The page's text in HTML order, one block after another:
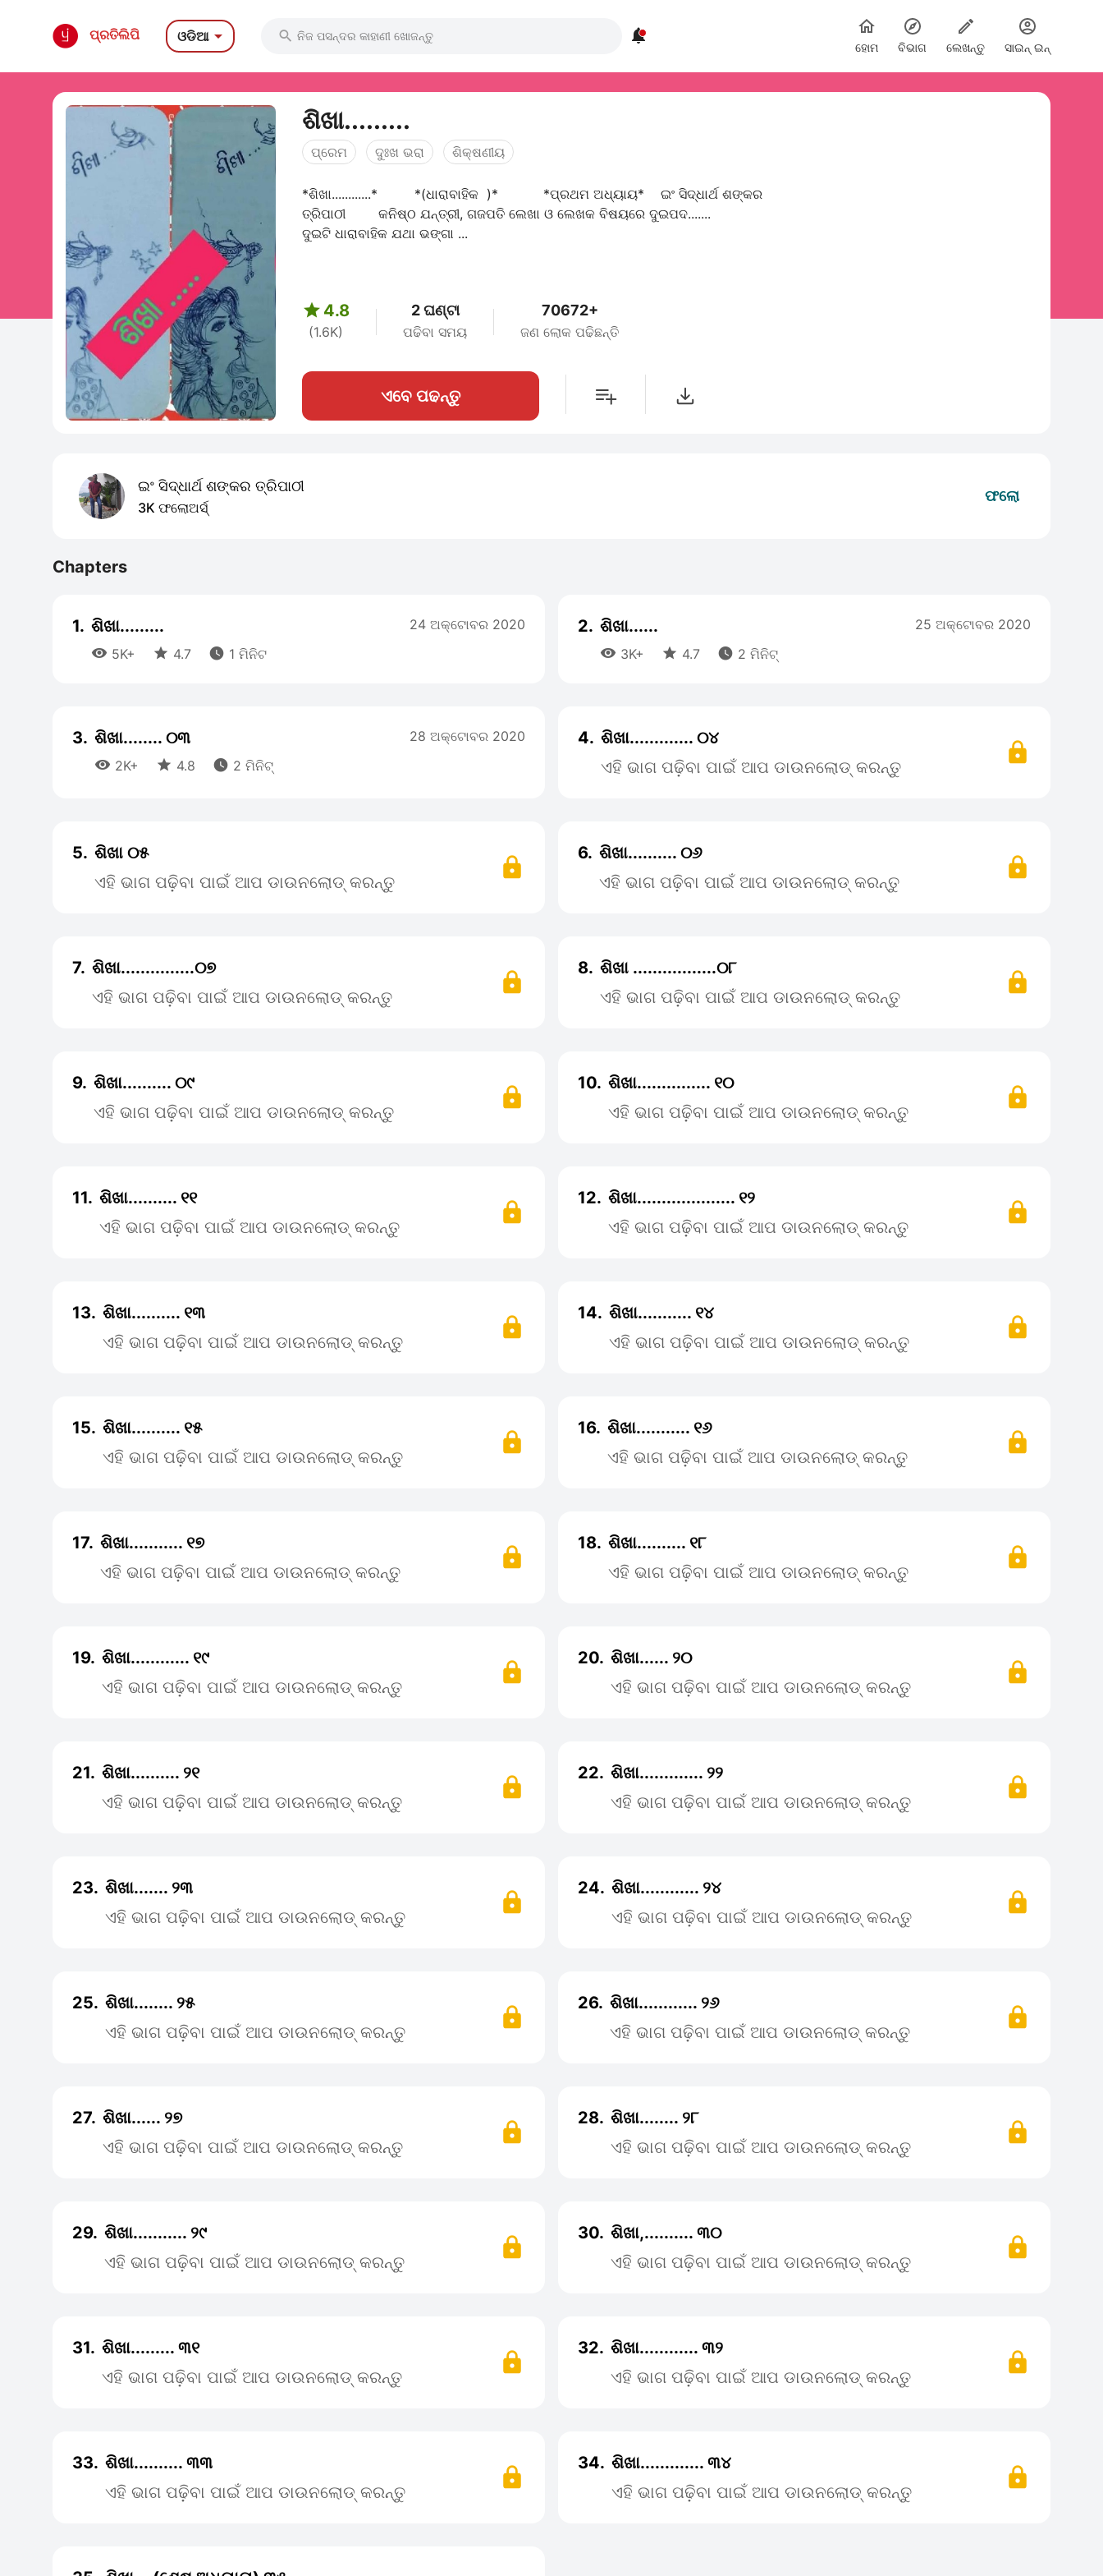
ପ୍ରତିଲିପି ଓଡିଆ  
ହୋମ ବିଭାଗ ଲେଖନ୍ତୁ ସାଇନ୍ ଇନ୍
ଶିଖା.........
ପ୍ରେମ ଦୁଃଖ ଭରା ଶିକ୍ଷଣୀୟ
*ଶିଖା............* *(ଧାରାବାହିକ )* *ପ୍ରଥମ ଅଧ୍ୟାୟ* ଇଂ ସିଦ୍ଧାର୍ଥ ଶଙ୍କର
ତ୍ରିପାଠୀ କନିଷ୍ଠ ଯନ୍ତ୍ରୀ, ଗଜପତି ଲେଖା ଓ ଲେଖକ ବିଷୟରେ ଦୁଇପଦ.......
ଦୁଇଟି ଧାରାବାହିକ ଯଥା ଭଙ୍ଗା ...
 4.8
(1.6K)
2 ଘଣ୍ଟା
ପଢିବା ସମୟ
70672+
ଜଣ ଲୋକ ପଢିଛନ୍ତି
ଏବେ ପଢନ୍ତୁ
ଇଂ ସିଦ୍ଧାର୍ଥ ଶଙ୍କର ତ୍ରିପାଠୀ
3K ଫଲୋଅର୍ସ୍
ଫଲୋ
Chapters
1. ଶିଖା.........
 5K+  4.7  1 ମିନିଟ
24 ଅକ୍ଟୋବର 2020 2. ଶିଖା......
 3K+  4.7  2 ମିନିଟ୍
25 ଅକ୍ଟୋବର 2020
3. ଶିଖା........ ୦୩
 2K+  4.8  2 ମିନିଟ୍
28 ଅକ୍ଟୋବର 2020 4. ଶିଖା............. ୦୪
ଏହି ଭାଗ ପଢ଼ିବା ପାଇଁ ଆପ ଡାଉନଲୋଡ୍ କରନ୍ତୁ
5. ଶିଖା ୦୫
ଏହି ଭାଗ ପଢ଼ିବା ପାଇଁ ଆପ ଡାଉନଲୋଡ୍ କରନ୍ତୁ
6. ଶିଖା.......... ୦୬
ଏହି ଭାଗ ପଢ଼ିବା ପାଇଁ ଆପ ଡାଉନଲୋଡ୍ କରନ୍ତୁ
7. ଶିଖା...............୦୭
ଏହି ଭାଗ ପଢ଼ିବା ପାଇଁ ଆପ ଡାଉନଲୋଡ୍ କରନ୍ତୁ
8. ଶିଖା .................୦୮
ଏହି ଭାଗ ପଢ଼ିବା ପାଇଁ ଆପ ଡାଉନଲୋଡ୍ କରନ୍ତୁ
9. ଶିଖା.......... ୦୯
ଏହି ଭାଗ ପଢ଼ିବା ପାଇଁ ଆପ ଡାଉନଲୋଡ୍ କରନ୍ତୁ
10. ଶିଖା............... ୧୦
ଏହି ଭାଗ ପଢ଼ିବା ପାଇଁ ଆପ ଡାଉନଲୋଡ୍ କରନ୍ତୁ
11. ଶିଖା.......... ୧୧
ଏହି ଭାଗ ପଢ଼ିବା ପାଇଁ ଆପ ଡାଉନଲୋଡ୍ କରନ୍ତୁ
12. ଶିଖା.................... ୧୨
ଏହି ଭାଗ ପଢ଼ିବା ପାଇଁ ଆପ ଡାଉନଲୋଡ୍ କରନ୍ତୁ
13. ଶିଖା.......... ୧୩
ଏହି ଭାଗ ପଢ଼ିବା ପାଇଁ ଆପ ଡାଉନଲୋଡ୍ କରନ୍ତୁ
14. ଶିଖା........... ୧୪
ଏହି ଭାଗ ପଢ଼ିବା ପାଇଁ ଆପ ଡାଉନଲୋଡ୍ କରନ୍ତୁ
15. ଶିଖା.......... ୧୫
ଏହି ଭାଗ ପଢ଼ିବା ପାଇଁ ଆପ ଡାଉନଲୋଡ୍ କରନ୍ତୁ
16. ଶିଖା........... ୧୬
ଏହି ଭାଗ ପଢ଼ିବା ପାଇଁ ଆପ ଡାଉନଲୋଡ୍ କରନ୍ତୁ
17. ଶିଖା........... ୧୭
ଏହି ଭାଗ ପଢ଼ିବା ପାଇଁ ଆପ ଡାଉନଲୋଡ୍ କରନ୍ତୁ
18. ଶିଖା.......... ୧୮
ଏହି ଭାଗ ପଢ଼ିବା ପାଇଁ ଆପ ଡାଉନଲୋଡ୍ କରନ୍ତୁ
19. ଶିଖା............ ୧୯
ଏହି ଭାଗ ପଢ଼ିବା ପାଇଁ ଆପ ଡାଉନଲୋଡ୍ କରନ୍ତୁ
20. ଶିଖା...... ୨୦
ଏହି ଭାଗ ପଢ଼ିବା ପାଇଁ ଆପ ଡାଉନଲୋଡ୍ କରନ୍ତୁ
21. ଶିଖା.......... ୨୧
ଏହି ଭାଗ ପଢ଼ିବା ପାଇଁ ଆପ ଡାଉନଲୋଡ୍ କରନ୍ତୁ
22. ଶିଖା............. ୨୨
ଏହି ଭାଗ ପଢ଼ିବା ପାଇଁ ଆପ ଡାଉନଲୋଡ୍ କରନ୍ତୁ
23. ଶିଖା....... ୨୩
ଏହି ଭାଗ ପଢ଼ିବା ପାଇଁ ଆପ ଡାଉନଲୋଡ୍ କରନ୍ତୁ
24. ଶିଖା............ ୨୪
ଏହି ଭାଗ ପଢ଼ିବା ପାଇଁ ଆପ ଡାଉନଲୋଡ୍ କରନ୍ତୁ
25. ଶିଖା........ ୨୫
ଏହି ଭାଗ ପଢ଼ିବା ପାଇଁ ଆପ ଡାଉନଲୋଡ୍ କରନ୍ତୁ
26. ଶିଖା............ ୨୬
ଏହି ଭାଗ ପଢ଼ିବା ପାଇଁ ଆପ ଡାଉନଲୋଡ୍ କରନ୍ତୁ
27. ଶିଖା...... ୨୭
ଏହି ଭାଗ ପଢ଼ିବା ପାଇଁ ଆପ ଡାଉନଲୋଡ୍ କରନ୍ତୁ
28. ଶିଖା........ ୨୮
ଏହି ଭାଗ ପଢ଼ିବା ପାଇଁ ଆପ ଡାଉନଲୋଡ୍ କରନ୍ତୁ
29. ଶିଖା........... ୨୯
ଏହି ଭାଗ ପଢ଼ିବା ପାଇଁ ଆପ ଡାଉନଲୋଡ୍ କରନ୍ତୁ
30. ଶିଖା,.......... ୩୦
ଏହି ଭାଗ ପଢ଼ିବା ପାଇଁ ଆପ ଡାଉନଲୋଡ୍ କରନ୍ତୁ
31. ଶିଖା......... ୩୧
ଏହି ଭାଗ ପଢ଼ିବା ପାଇଁ ଆପ ଡାଉନଲୋଡ୍ କରନ୍ତୁ
32. ଶିଖା............ ୩୨
ଏହି ଭାଗ ପଢ଼ିବା ପାଇଁ ଆପ ଡାଉନଲୋଡ୍ କରନ୍ତୁ
33. ଶିଖା.......... ୩୩
ଏହି ଭାଗ ପଢ଼ିବା ପାଇଁ ଆପ ଡାଉନଲୋଡ୍ କରନ୍ତୁ
34. ଶିଖା............. ୩୪
ଏହି ଭାଗ ପଢ଼ିବା ପାଇଁ ଆପ ଡାଉନଲୋଡ୍ କରନ୍ତୁ